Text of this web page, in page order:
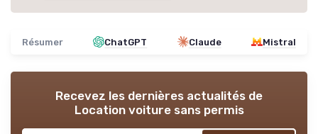
Résumer ChatGPT Claude Mistral
Recevez les dernières actualités de
Location voiture sans permis